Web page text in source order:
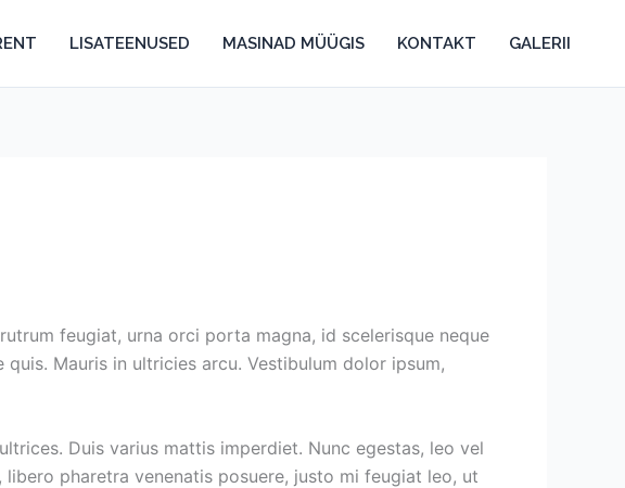
LISATEENUSED MASINAD MÜÜGIS KONTAKT GALERII
feugiat, urna orci porta magna, id scelerisque neque
Mauris in ultricies arcu. Vestibulum dolor ipsum,
Duis varius mattis imperdiet. Nunc egestas, leo vel
pharetra venenatis posuere, justo mi feugiat leo, ut